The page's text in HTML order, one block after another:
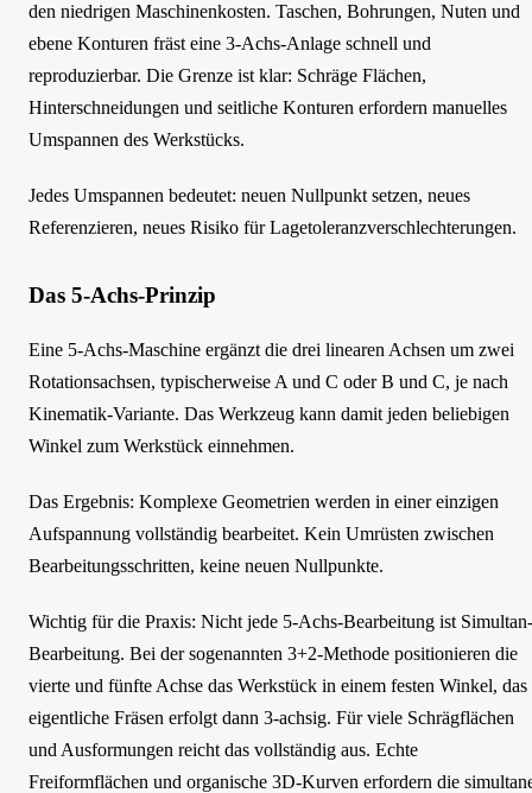
den niedrigen Maschinenkosten. Taschen, Bohrungen, Nuten und
ebene Konturen fräst eine 3-Achs-Anlage schnell und
reproduzierbar. Die Grenze ist klar: Schräge Flächen,
Hinterschneidungen und seitliche Konturen erfordern manuelles
Umspannen des Werkstücks.
Jedes Umspannen bedeutet: neuen Nullpunkt setzen, neues
Referenzieren, neues Risiko für Lagetoleranzverschlechterungen.
Das 5-Achs-Prinzip
Eine 5-Achs-Maschine ergänzt die drei linearen Achsen um zwei
Rotationsachsen, typischerweise A und C oder B und C, je nach
Kinematik-Variante. Das Werkzeug kann damit jeden beliebigen
Winkel zum Werkstück einnehmen.
Das Ergebnis: Komplexe Geometrien werden in einer einzigen
Aufspannung vollständig bearbeitet. Kein Umrüsten zwischen
Bearbeitungsschritten, keine neuen Nullpunkte.
Wichtig für die Praxis: Nicht jede 5-Achs-Bearbeitung ist Simultan-
Bearbeitung. Bei der sogenannten 3+2-Methode positionieren die
vierte und fünfte Achse das Werkstück in einem festen Winkel, das
eigentliche Fräsen erfolgt dann 3-achsig. Für viele Schrägflächen
und Ausformungen reicht das vollständig aus. Echte
Freiformflächen und organische 3D-Kurven erfordern die